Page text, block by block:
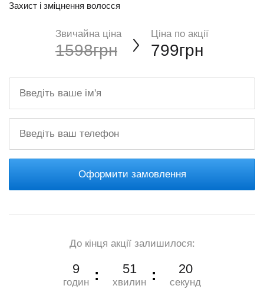
Захист і зміцнення волосся
Звичайна ціна
1598грн
Ціна по акції
799грн
Оформити замовлення
До кінця акції залишилося:
9
годин
51
хвилин
19
секунд